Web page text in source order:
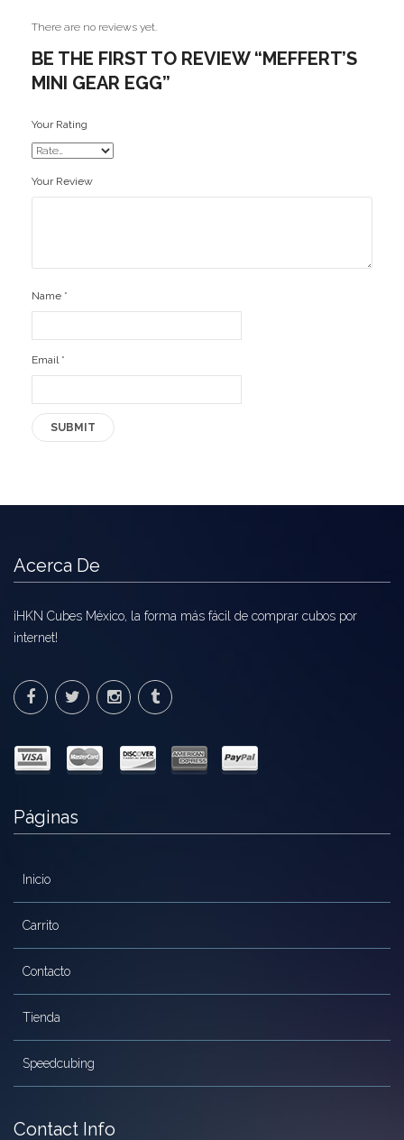
There are no reviews yet.
BE THE FIRST TO REVIEW “MEFFERT’S
MINI GEAR EGG”
Your Rating
Your Review
Name *
Email *
Acerca De
¡HKN Cubes México, la forma más fácil de comprar cubos por
internet!
Páginas
Inicio
Carrito
Contacto
Tienda
Speedcubing
Contact Info